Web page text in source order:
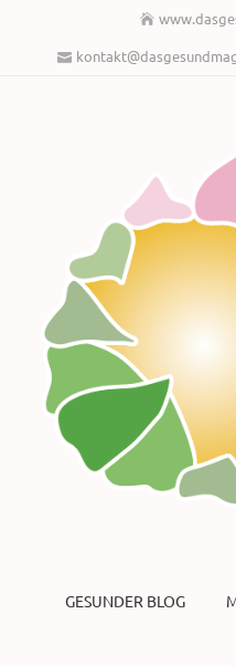
GESUNDER BLOG